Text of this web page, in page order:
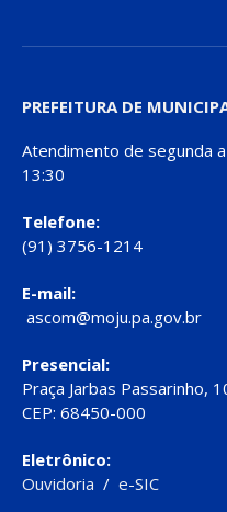
PREFEITURA DE
Atendimento de segunda
13:30
Telefone:
(91) 3756-1214
E-mail:
ascom@moju.pa.gov.br
Presencial:
Praça Jarbas Passarinho,
CEP: 68450-000
Eletrônico:
Ouvidoria / e-SIC